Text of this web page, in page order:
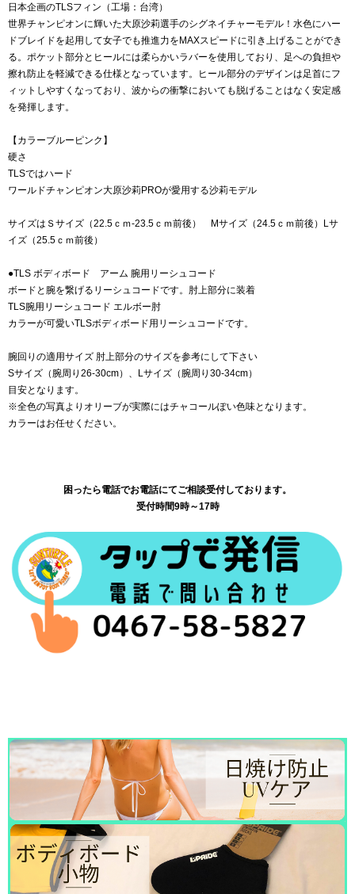
日本企画のTLSフィン（工場：台湾）
世界チャンピオンに輝いた大原沙莉選手のシグネイチャーモデル！水色にハー
ドブレイドを起用して女子でも推進力をMAXスピードに引き上げることができ
る。ポケット部分とヒールには柔らかいラバーを使用しており、足への負担や
擦れ防止を軽減できる仕様となっています。ヒール部分のデザインは足首にフ
ィットしやすくなっており、波からの衝撃においても脱げることはなく安定感
を発揮します。
【カラーブルーピンク】
硬さ
TLSではハード
ワールドチャンピオン大原沙莉PROが愛用する沙莉モデル
サイズはＳサイズ（22.5ｃｍ-23.5ｃｍ前後） Mサイズ（24.5ｃｍ前後）Lサ
イズ（25.5ｃｍ前後）
●TLS ボディボード アーム 腕用リーシュコード
ボードと腕を繋げるリーシュコードです。肘上部分に装着
TLS腕用リーシュコード エルボー肘
カラーが可愛いTLSボディボード用リーシュコードです。
腕回りの適用サイズ 肘上部分のサイズを参考にして下さい
Sサイズ（腕周り26-30cm）、Lサイズ（腕周り30-34cm）
目安となります。
※全色の写真よりオリーブが実際にはチャコールぽい色味となります。
カラーはお任せください。
困ったら電話でお電話にてご相談受付しております。
受付時間9時～17時